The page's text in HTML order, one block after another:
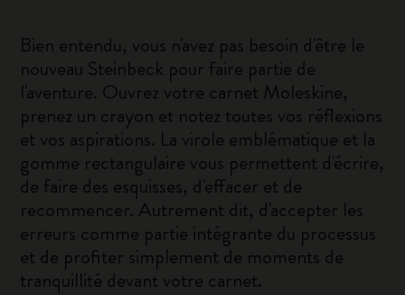
Bien entendu, vous n'avez pas besoin d'être le
nouveau Steinbeck pour faire partie de
l'aventure. Ouvrez votre carnet Moleskine,
prenez un crayon et notez toutes vos réflexions
et vos aspirations. La virole emblématique et la
gomme rectangulaire vous permettent d'écrire,
de faire des esquisses, d'effacer et de
recommencer. Autrement dit, d'accepter les
erreurs comme partie intégrante du processus
et de profiter simplement de moments de
tranquillité devant votre carnet.